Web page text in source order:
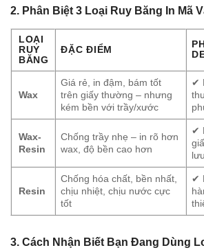
2. Phân Biệt 3 Loại Ruy Băng In Mã
LOẠI
RUY
BĂNG
ĐẶC ĐIỂM
Wax
Giá rẻ, in đậm, bám tốt
trên giấy thường – nhưng
kém bền với trầy/xước
✔
Wax-
Resin
Chống trầy nhẹ – in rõ hơn
wax, độ bền cao hơn
✔
Resin
Chống hóa chất, bền nhất,
chịu nhiệt, chịu nước cực
tốt
✔
3. Cách Nhận Biết Bạn Đang Dùng